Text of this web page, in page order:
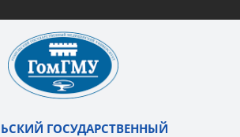
ГОСУДАРСТВЕННЫЙ